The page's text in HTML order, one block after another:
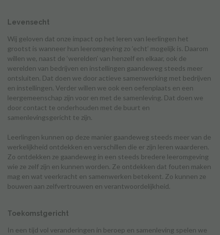
Levensecht
Wij geloven dat onze impact op het leren van leerlingen het
grootst is wanneer hun leeromgeving zo ‘echt’ mogelijk is. Daarom
willen we, naast de ‘werelden’ van henzelf en elkaar, ook de
werelden van bedrijven en instellingen gaandeweg steeds meer
ontsluiten. Dat doen we door actieve samenwerking met bedrijven
en instellingen. Verder willen we ook een oefenplaats en een
leergemeenschap zijn voor en met de samenleving. Dat doen we
door contact te onderhouden met de buurt en
samenlevingsgericht te zijn.
Leerlingen kunnen op deze manier gaandeweg steeds meer van de
werkelijkheid ontdekken en verschillen die er zijn leren waarderen.
Zo ontdekken ze gaandeweg in een steeds bredere leeromgeving
wie ze zelf zijn en kunnen worden. Ze ontdekken dat fouten maken
mag en wat veerkracht en samenwerken betekent. Zo kunnen ze
bouwen aan zelfvertrouwen en verantwoordelijkheid.
Toekomstgericht
In een tijd vol veranderingen in beroep en samenleving spelen we